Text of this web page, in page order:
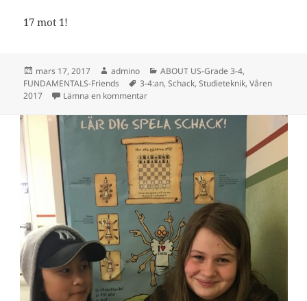
17 mot 1!
Postat
mars 17, 2017 Författare
admino Kategorier
ABOUT US-Grade 3-4,
FUNDAMENTALS-Friends
Taggar
3-4:an,Schack,Studieteknik,Våren
2017
Lämna en kommentartill Simultanschack med Mats